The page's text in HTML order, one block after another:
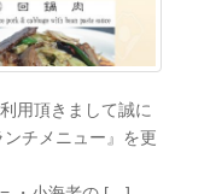
用頂きまして誠に
チメニュー』を更